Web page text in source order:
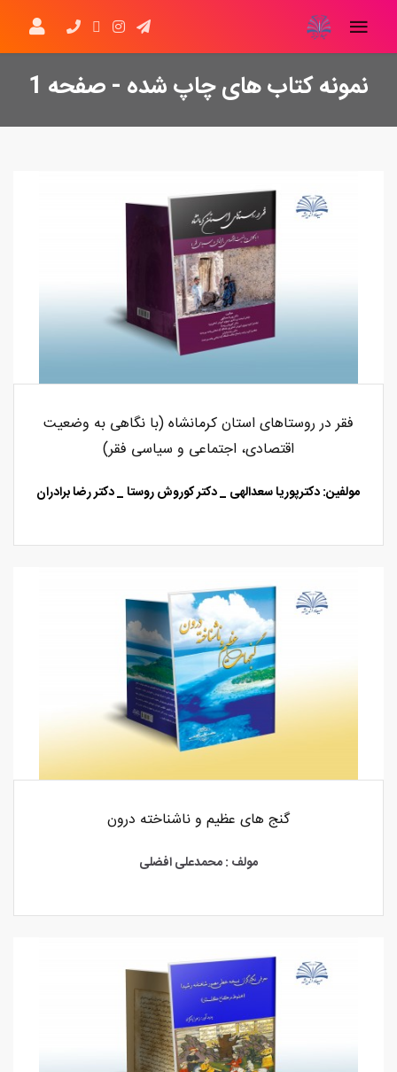
نمونه کتاب های چاپ شده - صفحه 1
فقر در روستاهای استان کرمانشاه (با نگاهی به وضعیت
اقتصادی، اجتماعی و سیاسی فقر)
مولفین: دکترپوریا سعدالهی _دکتر کوروش روستا _ دکتر رضا برادران
گنج های عظیم و ناشناخته درون
مولف : محمدعلی افضلی